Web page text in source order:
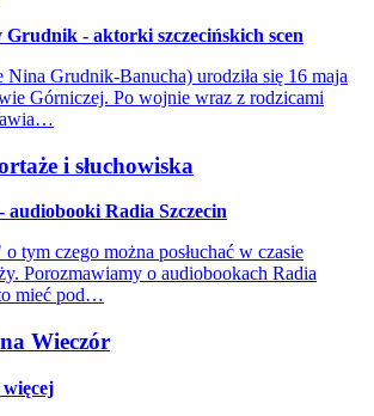
- aktorki szczecińskich scen
Grudnik-Banucha) urodziła się 16 maja
Górniczej. Po wojnie wraz z rodzicami
i słuchowiska
Radia Szczecin
tym czego można posłuchać w czasie
Porozmawiamy o audiobookach Radia
mieć pod…
Wieczór